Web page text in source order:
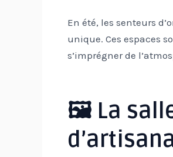
En été, les senteurs
unique. Ces espaces
s’imprégner de
🖼️ La